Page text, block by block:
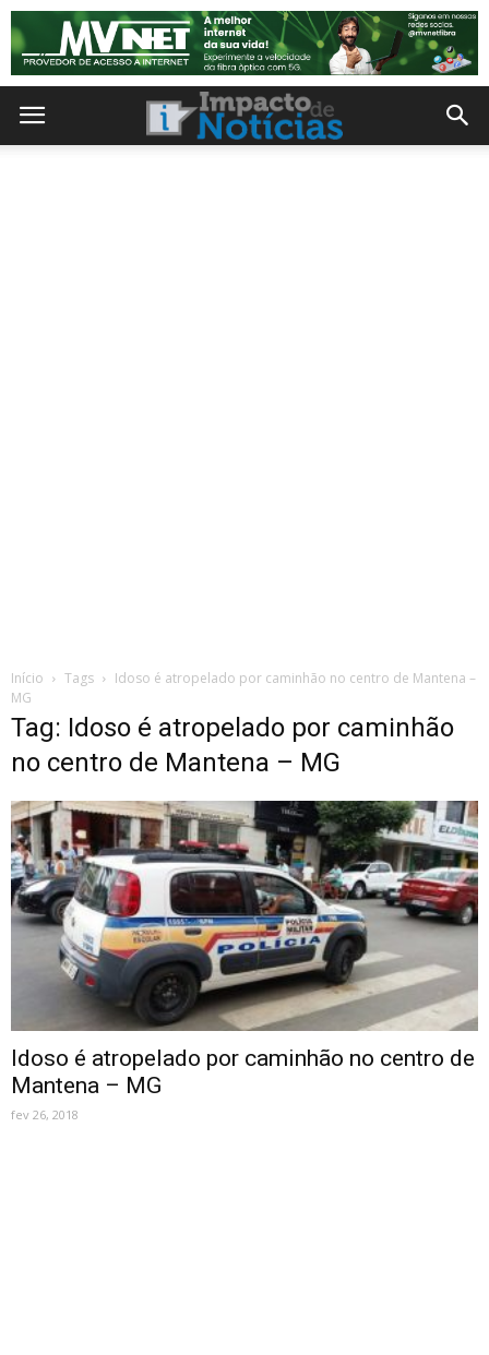
Início Tags
Idoso é atropelado por caminhão no centro de Mantena –
MG
Tag: Idoso é atropelado por caminhão
no centro de Mantena – MG
Idoso é atropelado por caminhão no centro de
Mantena – MG
fev 26, 2018